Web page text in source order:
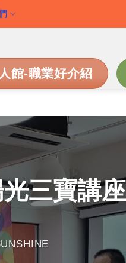
館-職業好介紹
三寶講座